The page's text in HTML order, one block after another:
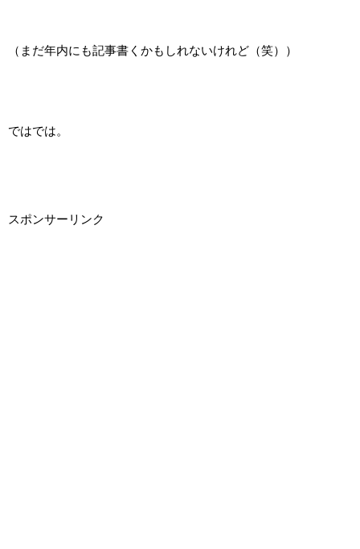
（まだ年内にも記事書くかもしれないけれど（笑））
ではでは。
スポンサーリンク